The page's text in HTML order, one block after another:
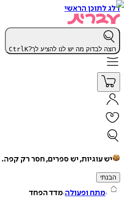
דלג לתוכן הראשי
רוצה לבדוק מה יש לנו להציע לך? CtrlK
יש עוגיות, יש ספרים, חסר רק קפה.
הבנתי
מתח ופעולה מדד הפחד